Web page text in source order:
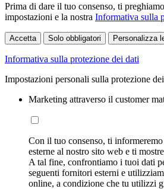
Prima di dare il tuo consenso, ti
impostazioni e la nostra Informativa sulla
Accetta Solo obbligatori Personalizza
Informativa sulla protezione dei dati
Impostazioni personali sulla protezione
Marketing attraverso il customer
Con il tuo consenso, ti
esterne al nostro sito web e ti
A tal fine, confrontiamo i tuoi dati
seguenti fornitori esterni e
online, a condizione che tu utilizzi